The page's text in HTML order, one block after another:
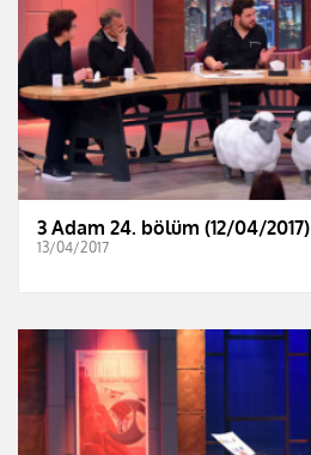
3 Adam 24. bölüm (12/04/2017)
13/04/2017